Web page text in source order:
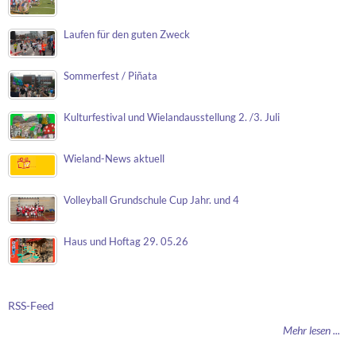
Laufen für den guten Zweck
Sommerfest / Piñata
Kulturfestival und Wielandausstellung 2. /3. Juli
Wieland-News aktuell
Volleyball Grundschule Cup Jahr. und 4
Haus und Hoftag 29. 05.26
RSS-Feed
Mehr lesen ...